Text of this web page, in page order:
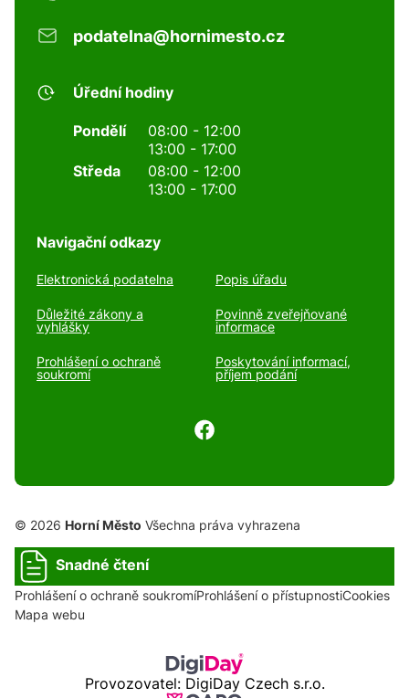
podatelna@hornimesto.cz
Úřední hodiny
Pondělí
08:00 - 12:00
13:00 - 17:00
Středa
08:00 - 12:00
13:00 - 17:00
Navigační odkazy
Elektronická podatelna Popis úřadu
Důležité zákony a
vyhlášky
Povinně zveřejňované
informace
Prohlášení o ochraně
soukromí
Poskytování informací,
příjem podání
© 2026 Horní Město Všechna práva vyhrazena
Snadné čtení
Prohlášení o ochraně soukromíProhlášení o přístupnostiCookies
Mapa webu
Provozovatel: DigiDay Czech s.r.o.